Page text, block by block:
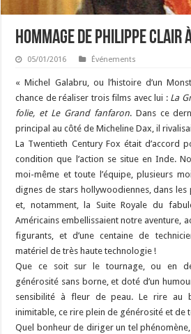
Hommage de Philippe Clair
05/01/2016 Événements
« Michel Galabru, ou l’histoire d’un
chance de réaliser trois films avec lui : La
folie, et Le Grand fanfaron. Dans ce
principal au côté de Micheline Dax, il
La Twentieth Century Fox était d’accord
condition que l’action se situe en Inde.
moi-même et toute l’équipe, plusieurs
dignes de stars hollywoodiennes, dans
et, notamment, la Suite Royale du
Américains embellissaient notre aventure,
figurants, et d’une centaine de
matériel de très haute technologie !
Que ce soit sur le tournage, ou en
générosité sans borne, et doté d’un
sensibilité à fleur de peau. Le rire au
inimitable, ce rire plein de générosité et de
Quel bonheur de diriger un tel